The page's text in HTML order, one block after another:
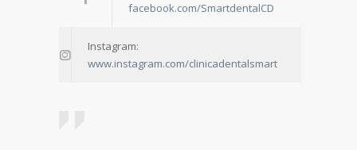
facebook.com/SmartdentalCD
Instagram:
www.instagram.com/clinicadentalsmart